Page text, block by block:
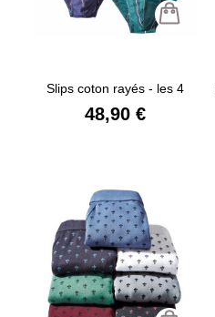
Slips coton rayés - les 4
48,90 €